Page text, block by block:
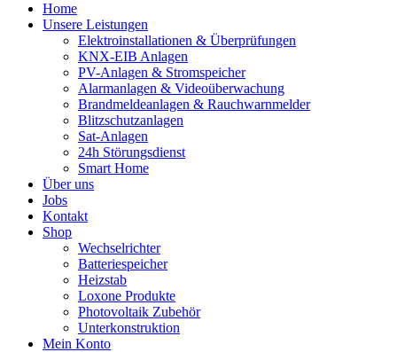
Home
Unsere Leistungen
Elektroinstallationen & Überprüfungen
KNX-EIB Anlagen
PV-Anlagen & Stromspeicher
Alarmanlagen & Videoüberwachung
Brandmeldeanlagen & Rauchwarnmelder
Blitzschutzanlagen
Sat-Anlagen
24h Störungsdienst
Smart Home
Über uns
Jobs
Kontakt
Shop
Wechselrichter
Batteriespeicher
Heizstab
Loxone Produkte
Photovoltaik Zubehör
Unterkonstruktion
Mein Konto